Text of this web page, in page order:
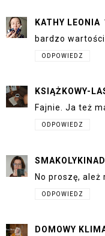
KATHY LEONIA
bardzo
ODPOWIEDZ
KSIĄŻKOWY-
Fajnie. Ja też
ODPOWIEDZ
No proszę,
ODPOWIEDZ
DOMOWY